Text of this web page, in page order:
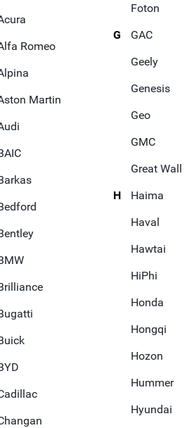
Romeo
Martin
Foton
G
GAC
Geely
Genesis
Geo
GMC
Great Wall
H
Haima
Haval
Hawtai
HiPhi
Honda
Hongqi
Hozon
Hummer
Hyundai